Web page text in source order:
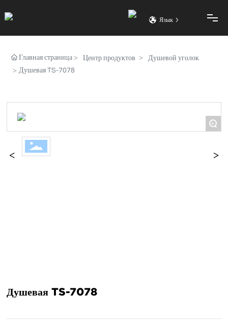
ДОМОЙ
ТОВАРЫ
ИНЖЕНЕРНЫЙ СЛУЧАЙ
ОБ APPOLLO
Язык
Главная страница Центр продуктов
Душевой уголок
Душевая TS-7078
+
Душевая TS-7078